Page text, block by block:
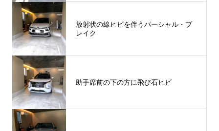
放射状の線ヒビを伴うパーシャル・ブ
レイク
助手席前の下の方に飛び石ヒビ